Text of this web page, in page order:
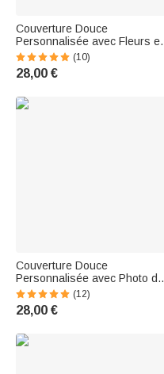
Couverture Douce
Personnalisée avec Fleurs et
Nom Thème Suivi de
Coissance Mensuelle Cadeau
pour Nouveau-Né
(10)
28,00 €
Couverture Douce
Personnalisée avec Photo de
Personnage et Texte de Bébé
Cadeau de Fête des Mères
pour Famille
(12)
28,00 €